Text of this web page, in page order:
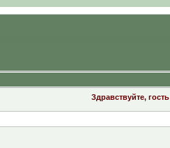
Здравствуйте, гость